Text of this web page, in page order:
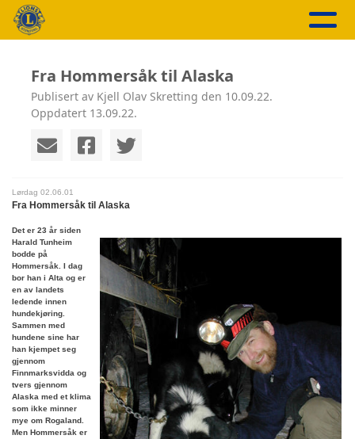
Fra Hommersåk til Alaska
Publisert av Kjell Olav Skretting den 10.09.22.
Oppdatert 13.09.22.
Lørdag 02.06.01
Fra Hommersåk til Alaska
Det er 23 år siden
Harald Tunheim
bodde på
Hommersåk. I dag
bor han i Alta og er
en av landets
ledende innen
hundekjøring.
Sammen med
hundene sine har
han kjempet seg
gjennom
Finnmarksvidda og
tvers gjennom
Alaska med et klima
som ikke minner
mye om Rogaland.
Men Hommersåk er